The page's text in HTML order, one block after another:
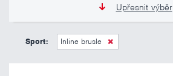
Upřesnit výběr
50 Kč
Sport: Inline brusle